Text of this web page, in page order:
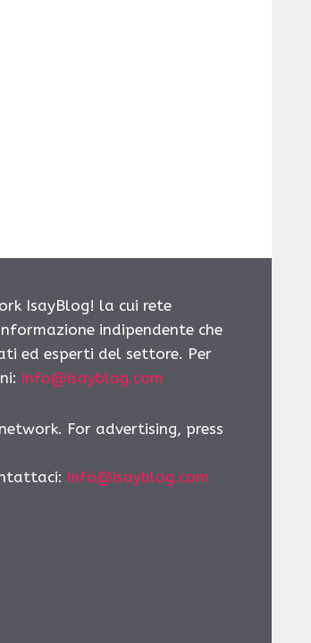
IsayBlog! la cui rete
indipendente che
ed esperti del settore. Per
info@isayblog.com
For advertising, press
info@isayblog.com